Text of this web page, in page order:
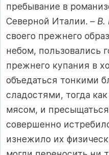
пребывание в
Северной Италии. – В.
своего прежнего
небом, пользовались
прежнего купания в
объедаться тонкими
сладостями, тогда
мясом, и
совершенно
изнежило их